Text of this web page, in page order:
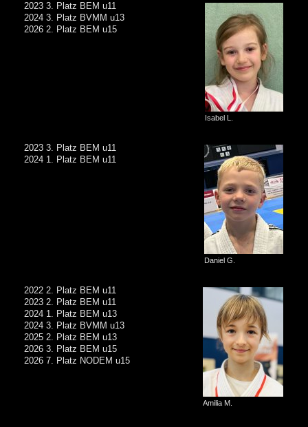
Isabel L.
2023 3. Platz BEM u11
2024 3. Platz BVMM u13
2026 2. Platz BEM u15
Daniel G.
2023 3. Platz BEM u11
2024 1. Platz BEM u11
Amilia M.
2022 2. Platz BEM u11
2023 2. Platz BEM u11
2024 1. Platz BEM u13
2024 3. Platz BVMM u13
2025 2. Platz BEM u13
2026 3. Platz BEM u15
2026 7. Platz NODEM u15